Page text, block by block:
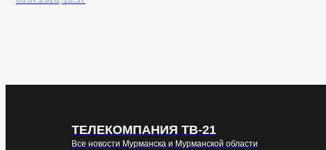
ТЕЛЕКОМПАНИЯ ТВ-21
Все новости Мурманска и Мурманской области